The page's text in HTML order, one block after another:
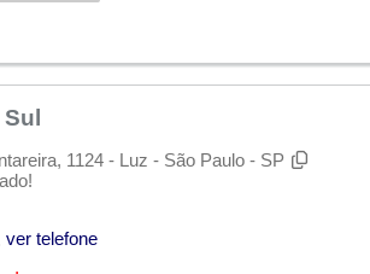
1124 - Luz - São Paulo - SP
ver telefone